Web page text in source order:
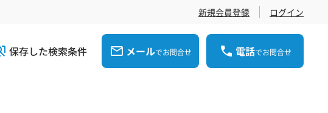
新規会員登録 ログイン
保存した検索条件 メールでお問合せ 電話でお問合せ